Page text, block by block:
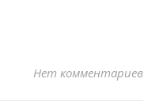
Нет комментариев